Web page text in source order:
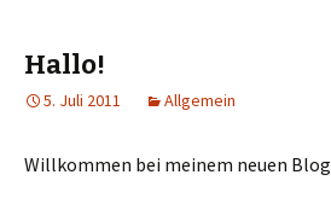
Hallo!
5. Juli 2011 Allgemein
Willkommen bei meinem neuen Blog